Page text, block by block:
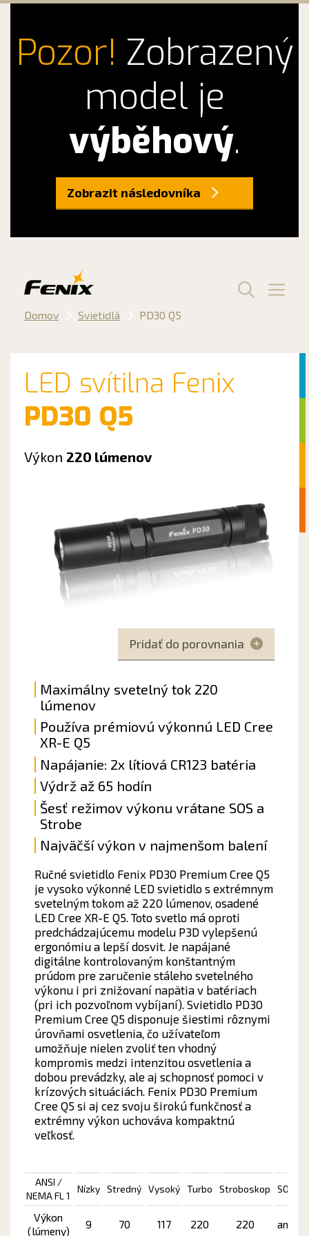
Pozor! Zobrazený
model je
výběhový.
Zobrazit následovníka
Menu
Domov Svietidlá PD30 Q5
LED svítilna Fenix
PD30 Q5
Výkon 220 lúmenov
Pridať do porovnania
Maximálny svetelný tok 220
lúmenov
Používa prémiovú výkonnú LED Cree
XR-E Q5
Napájanie: 2x lítiová CR123 batéria
Výdrž až 65 hodín
Šesť režimov výkonu vrátane SOS a
Strobe
Najväčší výkon v najmenšom balení
Ručné svietidlo Fenix PD30 Premium Cree Q5
je vysoko výkonné LED svietidlo s extrémnym
svetelným tokom až 220 lúmenov, osadené
LED Cree XR-E Q5. Toto svetlo má oproti
predchádzajúcemu modelu P3D vylepšenú
ergonómiu a lepší dosvit. Je napájané
digitálne kontrolovaným konštantným
prúdom pre zaručenie stáleho svetelného
výkonu i pri znižovaní napätia v batériach
(pri ich pozvoľnom vybíjaní). Svietidlo PD30
Premium Cree Q5 disponuje šiestimi rôznymi
úrovňami osvetlenia, čo užívateľom
umožňuje nielen zvoliť ten vhodný
kompromis medzi intenzitou osvetlenia a
dobou prevádzky, ale aj schopnosť pomoci v
krízových situáciách. Fenix PD30 Premium
Cree Q5 si aj cez svoju širokú funkčnosť a
extrémny výkon uchováva kompaktnú
veľkosť.
ANSI /
NEMA FL 1
Nízky Stredný Vysoký Turbo Stroboskop SOS
Výkon
(lúmeny)
9 70 117 220 220 ano